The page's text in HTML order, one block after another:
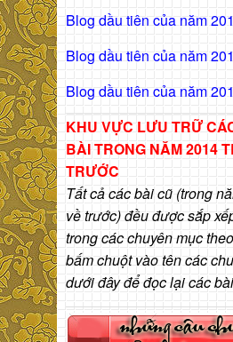
Blog dầu tiên của năm
Blog dầu tiên của năm
Blog dầu tiên của năm
KHU VỰC LƯU TRỮ
BÀITRONG NĂM 2014
TRƯỚC
Tất cả các bài cũ (trong
về trước) đều được sắp
trong các chuyên mục
bấm chuột vào tên các
dưới đây để đọc lại các